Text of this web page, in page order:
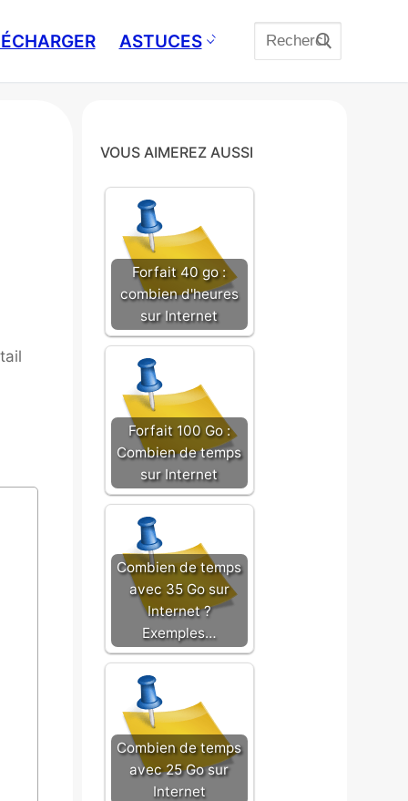
ASTUCES
Rechercher
:
VOUS AIMEREZ AUSSI
Forfait 40 go :
combien d'heures
sur Internet
Forfait 100 Go :
Combien de temps
sur Internet
Combien de temps
avec 35 Go sur
Internet ?
Exemples…
Combien de temps
avec 25 Go sur
Internet